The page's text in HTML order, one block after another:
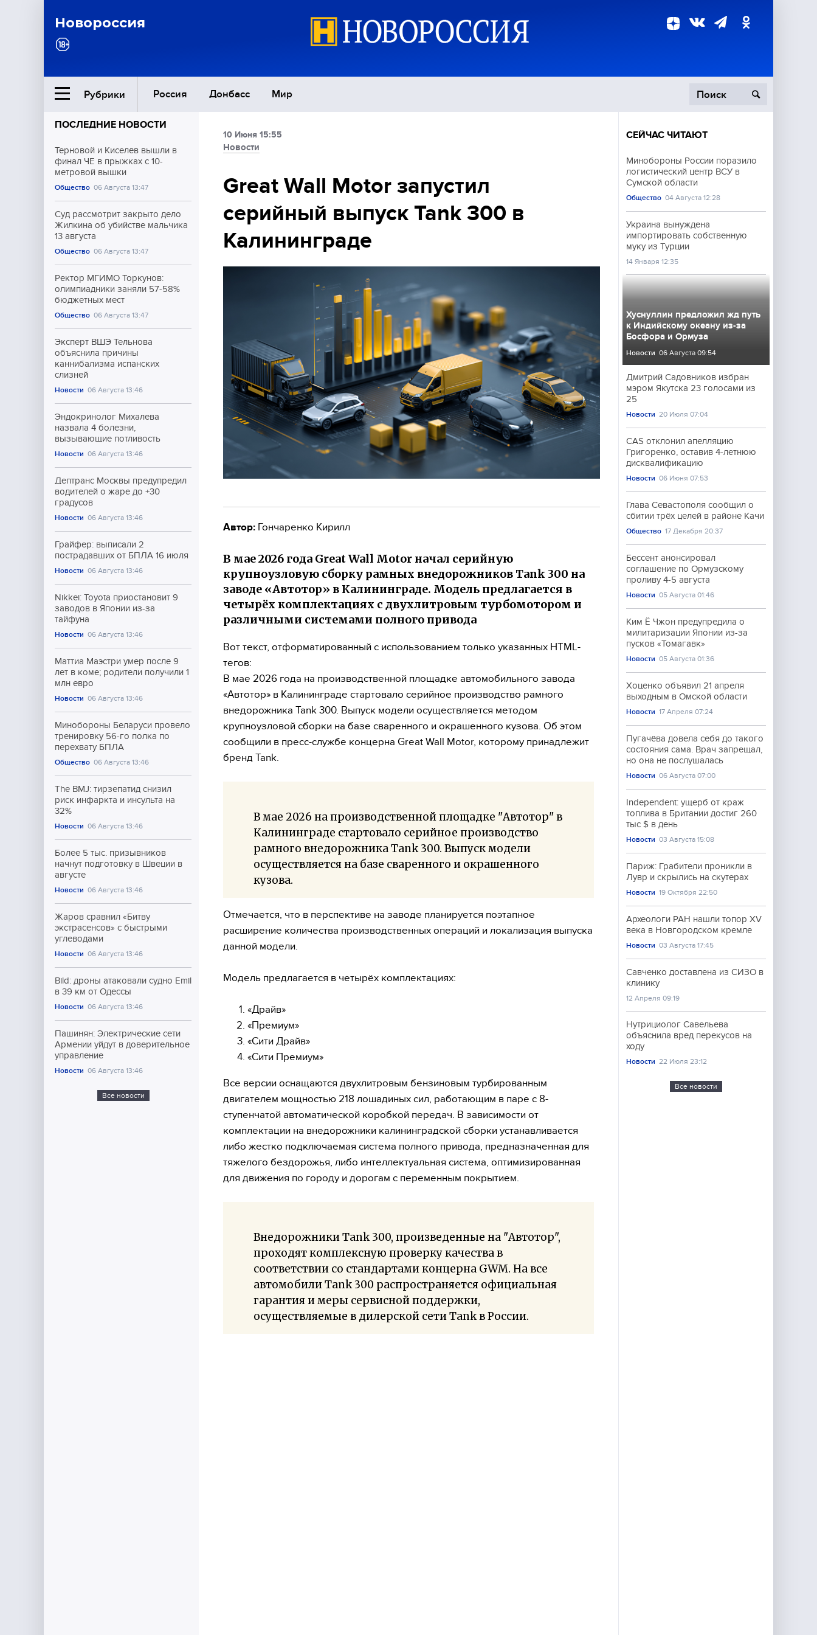
Новороссия
Рубрики Россия Донбасс Мир
Ближний Восток
Общество
Экономика
Происшествия
Культура
Спорт
ПОСЛЕДНИЕ НОВОСТИ
Терновой и Киселёв вышли в
финал ЧЕ в прыжках с 10-
метровой вышки
Общество 06 Августа 13:47
Суд рассмотрит закрыто дело
Жилкина об убийстве мальчика
13 августа
Общество 06 Августа 13:47
Ректор МГИМО Торкунов:
олимпиадники заняли 57-58%
бюджетных мест
Общество 06 Августа 13:47
Эксперт ВШЭ Тельнова
объяснила причины
каннибализма испанских
слизней
Новости 06 Августа 13:46
Эндокринолог Михалева
назвала 4 болезни,
вызывающие потливость
Новости 06 Августа 13:46
Дептранс Москвы предупредил
водителей о жаре до +30
градусов
Новости 06 Августа 13:46
Грайфер: выписали 2
пострадавших от БПЛА 16 июля
Новости 06 Августа 13:46
Nikkei: Toyota приостановит 9
заводов в Японии из-за
тайфуна
Новости 06 Августа 13:46
Маттиа Маэстри умер после 9
лет в коме; родители получили 1
млн евро
Новости 06 Августа 13:46
Минобороны Беларуси провело
тренировку 56-го полка по
перехвату БПЛА
Общество 06 Августа 13:46
The BMJ: тирзепатид снизил
риск инфаркта и инсульта на
32%
Новости 06 Августа 13:46
Более 5 тыс. призывников
начнут подготовку в Швеции в
августе
Новости 06 Августа 13:46
Жаров сравнил «Битву
экстрасенсов» с быстрыми
углеводами
Новости 06 Августа 13:46
Bild: дроны атаковали судно Emil
в 39 км от Одессы
Новости 06 Августа 13:46
Пашинян: Электрические сети
Армении уйдут в доверительное
управление
Новости 06 Августа 13:46
Все новости
10 Июня 15:55
Новости
Great Wall Motor запустил
серийный выпуск Tank 300 в
Калининграде
Автор: Гончаренко Кирилл
В мае 2026 года Great Wall Motor начал серийную
крупноузловую сборку рамных внедорожников Tank 300 на
заводе «Автотор» в Калининграде. Модель предлагается в
четырёх комплектациях с двухлитровым турбомотором и
различными системами полного привода
Вот текст, отформатированный с использованием только указанных HTML-
тегов:
В мае 2026 года на производственной площадке автомобильного завода
«Автотор» в Калининграде стартовало серийное производство рамного
внедорожника Tank 300. Выпуск модели осуществляется методом
крупноузловой сборки на базе сваренного и окрашенного кузова. Об этом
сообщили в пресс-службе концерна Great Wall Motor, которому принадлежит
бренд Tank.
В мае 2026 на производственной площадке "Автотор" в
Калининграде стартовало серийное производство
рамного внедорожника Tank 300. Выпуск модели
осуществляется на базе сваренного и окрашенного
кузова.
Отмечается, что в перспективе на заводе планируется поэтапное
расширение количества производственных операций и локализация выпуска
данной модели.
Модель предлагается в четырёх комплектациях:
«Драйв»
«Премиум»
«Сити Драйв»
«Сити Премиум»
Все версии оснащаются двухлитровым бензиновым турбированным
двигателем мощностью 218 лошадиных сил, работающим в паре с 8-
ступенчатой автоматической коробкой передач. В зависимости от
комплектации на внедорожники калининградской сборки устанавливается
либо жестко подключаемая система полного привода, предназначенная для
тяжелого бездорожья, либо интеллектуальная система, оптимизированная
для движения по городу и дорогам с переменным покрытием.
Внедорожники Tank 300, произведенные на "Автотор",
проходят комплексную проверку качества в
соответствии со стандартами концерна GWM. На все
автомобили Tank 300 распространяется официальная
гарантия и меры сервисной поддержки,
осуществляемые в дилерской сети Tank в России.
СЕЙЧАС ЧИТАЮТ
Минобороны России поразило
логистический центр ВСУ в
Сумской области
Общество 04 Августа 12:28
Украина вынуждена
импортировать собственную
муку из Турции
14 Января 12:35
Хуснуллин предложил жд путь
к Индийскому океану из-за
Босфора и Ормуза
Новости 06 Августа 09:54
Дмитрий Садовников избран
мэром Якутска 23 голосами из
25
Новости 20 Июля 07:04
CAS отклонил апелляцию
Григоренко, оставив 4-летнюю
дисквалификацию
Новости 06 Июня 07:53
Глава Севастополя сообщил о
сбитии трёх целей в районе Качи
Общество 17 Декабря 20:37
Бессент анонсировал
соглашение по Ормузскому
проливу 4-5 августа
Новости 05 Августа 01:46
Ким Ё Чжон предупредила о
милитаризации Японии из-за
пусков «Томагавк»
Новости 05 Августа 01:36
Хоценко объявил 21 апреля
выходным в Омской области
Новости 17 Апреля 07:24
Пугачёва довела себя до такого
состояния сама. Врач запрещал,
но она не послушалась
Новости 06 Августа 07:00
Independent: ущерб от краж
топлива в Британии достиг 260
тыс $ в день
Новости 03 Августа 15:08
Париж: Грабители проникли в
Лувр и скрылись на скутерах
Новости 19 Октября 22:50
Археологи РАН нашли топор XV
века в Новгородском кремле
Новости 03 Августа 17:45
Савченко доставлена из СИЗО в
клинику
12 Апреля 09:19
Нутрициолог Савельева
объяснила вред перекусов на
ходу
Новости 22 Июля 23:12
Все новости